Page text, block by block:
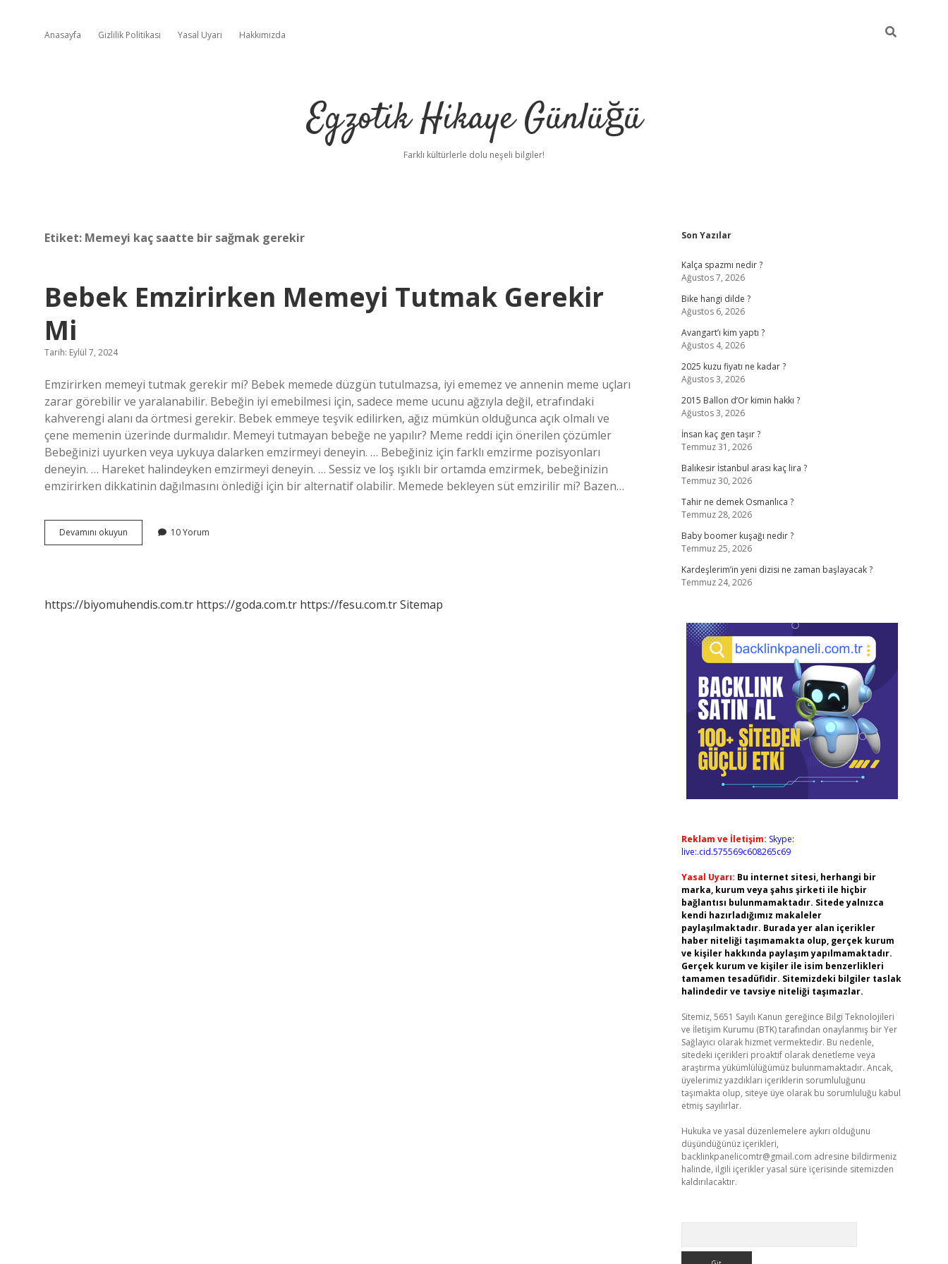
Anasayfa Gizlilik Politikası Yasal Uyarı Hakkımızda
Egzotik Hikaye Günlüğü
Farklı kültürlerle dolu neşeli bilgiler!
Etiket: Memeyi kaç saatte bir sağmak gerekir
Bebek Emzirirken Memeyi Tutmak Gerekir
Mi
Tarih: Eylül 7, 2024
Emzirirken memeyi tutmak gerekir mi? Bebek memede düzgün tutulmazsa, iyi ememez ve annenin meme uçları
zarar görebilir ve yaralanabilir. Bebeğin iyi emebilmesi için, sadece meme ucunu ağzıyla değil, etrafındaki
kahverengi alanı da örtmesi gerekir. Bebek emmeye teşvik edilirken, ağız mümkün olduğunca açık olmalı ve
çene memenin üzerinde durmalıdır. Memeyi tutmayan bebeğe ne yapılır? Meme reddi için önerilen çözümler
Bebeğinizi uyurken veya uykuya dalarken emzirmeyi deneyin. … Bebeğiniz için farklı emzirme pozisyonları
deneyin. … Hareket halindeyken emzirmeyi deneyin. … Sessiz ve loş ışıklı bir ortamda emzirmek, bebeğinizin
emzirirken dikkatinin dağılmasını önlediği için bir alternatif olabilir. Memede bekleyen süt emzirilir mi? Bazen…
Devamını okuyun
Emzirirken
10 Yorum
https://biyomuhendis.com.tr https://goda.com.tr https://fesu.com.trSitemap
Sidebar
Son Yazılar
Kalça spazmı nedir ?
Ağustos 7, 2026
Bike hangi dilde ?
Ağustos 6, 2026
Avangart’ı kim yaptı ?
Ağustos 4, 2026
2025 kuzu fiyatı ne kadar ?
Ağustos 3, 2026
2015 Ballon d’Or kimin hakkı ?
Ağustos 3, 2026
İnsan kaç gen taşır ?
Temmuz 31, 2026
Balıkesir İstanbul arası kaç lira ?
Temmuz 30, 2026
Tahir ne demek Osmanlıca ?
Temmuz 28, 2026
Baby boomer kuşağı nedir ?
Temmuz 25, 2026
Kardeşlerim’in yeni dizisi ne zaman başlayacak ?
Temmuz 24, 2026
Reklam ve İletişim: Skype:
live:.cid.575569c608265c69
Yasal Uyarı: Bu internet sitesi, herhangi bir
marka, kurum veya şahıs şirketi ile hiçbir
bağlantısı bulunmamaktadır. Sitede yalnızca
kendi hazırladığımız makaleler
paylaşılmaktadır. Burada yer alan içerikler
haber niteliği taşımamakta olup, gerçek kurum
ve kişiler hakkında paylaşım yapılmamaktadır.
Gerçek kurum ve kişiler ile isim benzerlikleri
tamamen tesadüfidir. Sitemizdeki bilgiler taslak
halindedir ve tavsiye niteliği taşımazlar.
Sitemiz, 5651 Sayılı Kanun gereğince Bilgi Teknolojileri
ve İletişim Kurumu (BTK) tarafından onaylanmış bir Yer
Sağlayıcı olarak hizmet vermektedir. Bu nedenle,
sitedeki içerikleri proaktif olarak denetleme veya
araştırma yükümlülüğümüz bulunmamaktadır. Ancak,
üyelerimiz yazdıkları içeriklerin sorumluluğunu
taşımakta olup, siteye üye olarak bu sorumluluğu kabul
etmiş sayılırlar.
Hukuka ve yasal düzenlemelere aykırı olduğunu
düşündüğünüz içerikleri,
backlinkpanelicomtr@gmail.com adresine bildirmeniz
halinde, ilgili içerikler yasal süre içerisinde sitemizden
kaldırılacaktır.